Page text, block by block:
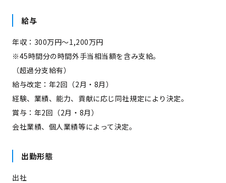
給与
年収：300万円～1,200万円
※45時間分の時間外手当相当額を含み支給。
（超過分支給有）
給与改定：年2回（2月・8月）
経験、業績、能力、貢献に応じ同社規定により決定。
賞与：年2回（2月・8月）
会社業績、個人業績等によって決定。
出勤形態
出社